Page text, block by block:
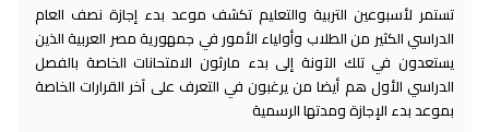
تستمر لأسبوعين التربية والتعليم تكشف موعد بدء إجازة نصف العام
الدراسي الكثير من الطلاب وأولياء الأمور في جمهورية مصر العربية الذين
يستعدون في تلك الآونة إلى بدء مارثون الامتحانات الخاصة بالفصل
الدراسي الأول هم أيضا من يرغبون في التعرف على آخر القرارات الخاصة
بموعد بدء الإجازة ومدتها الرسمية